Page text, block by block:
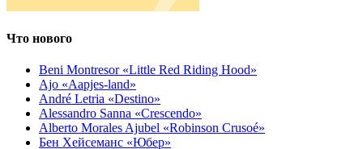
Что нового
Beni Montresor «Little Red Riding Hood»
Ajo «Aapjes-land»
André Letria «Destino»
Alessandro Sanna «Crescendo»
Alberto Morales Ajubel «Robinson Crusoé»
Бен Хейсеманс «Юбер»